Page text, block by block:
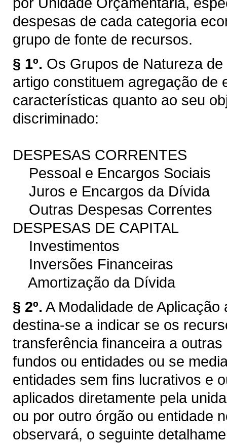
despesas de cada categoria
grupo de fonte de recursos.
§ 1º. Os Grupos de Natureza
artigo constituem agregação de
características quanto ao seu
discriminado:
DESPESAS CORRENTES
Pessoal e Encargos Sociais
Juros e Encargos da Dívida
Outras Despesas Correntes
DESPESAS DE CAPITAL
Investimentos
Inversões Financeiras
Amortização da Dívida
§ 2º. A Modalidade de
destina-se a indicar se os
transferência financeira a
fundos ou entidades ou se
entidades sem fins lucrativos e
aplicados diretamente pela
ou por outro órgão ou entidade
observará, o seguinte